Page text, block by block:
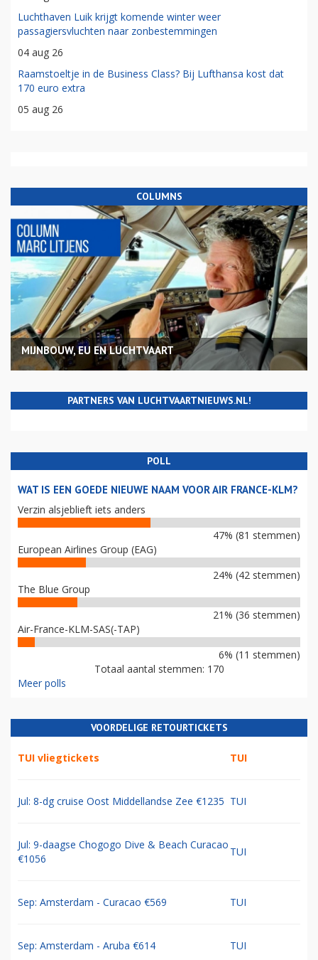
Luchthaven Luik krijgt komende winter weer
passagiersvluchten naar zonbestemmingen
04 aug 26
Raamstoeltje in de Business Class? Bij Lufthansa kost dat
170 euro extra
05 aug 26
COLUMNS
MIJNBOUW, EU EN LUCHTVAART
PARTNERS VAN LUCHTVAARTNIEUWS.NL!
POLL
WAT IS EEN GOEDE NIEUWE NAAM VOOR AIR FRANCE-KLM?
Verzin alsjeblieft iets anders
47% (81 stemmen)
European Airlines Group (EAG)
24% (42 stemmen)
The Blue Group
21% (36 stemmen)
Air-France-KLM-SAS(-TAP)
6% (11 stemmen)
Totaal aantal stemmen: 170
Meer polls
VOORDELIGE RETOURTICKETS
TUI vliegtickets TUI
Jul: 8-dg cruise Oost Middellandse Zee €1235 TUI
Jul: 9-daagse Chogogo Dive & Beach Curacao
€1056
TUI
Sep: Amsterdam - Curacao €569 TUI
Sep: Amsterdam - Aruba €614 TUI